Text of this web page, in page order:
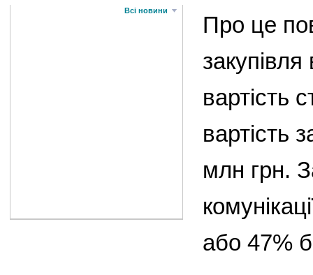
Всі новини
Про це
вартість
вартість
млн грн.
або 47%